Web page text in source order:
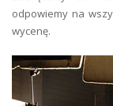
odpowiemy na
wycenę.